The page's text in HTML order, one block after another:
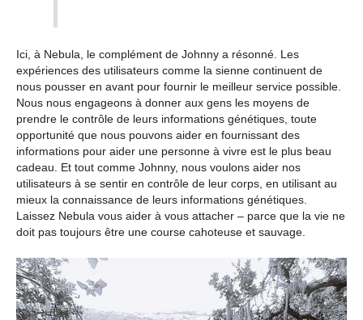
Ici, à Nebula, le complément de Johnny a résonné. Les
expériences des utilisateurs comme la sienne continuent de
nous pousser en avant pour fournir le meilleur service possible.
Nous nous engageons à donner aux gens les moyens de
prendre le contrôle de leurs informations génétiques, toute
opportunité que nous pouvons aider en fournissant des
informations pour aider une personne à vivre est le plus beau
cadeau. Et tout comme Johnny, nous voulons aider nos
utilisateurs à se sentir en contrôle de leur corps, en utilisant au
mieux la connaissance de leurs informations génétiques.
Laissez Nebula vous aider à vous attacher – parce que la vie ne
doit pas toujours être une course cahoteuse et sauvage.